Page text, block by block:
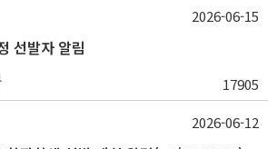
선발자 알림
17905
2026-06-15
2026-06-12